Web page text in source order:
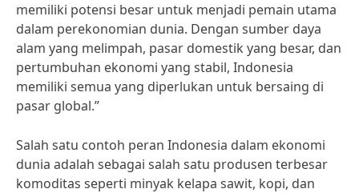
memiliki potensi besar untuk menjadi pemain utama
dalam perekonomian dunia. Dengan sumber daya
alam yang melimpah, pasar domestik yang besar, dan
pertumbuhan ekonomi yang stabil, Indonesia
memiliki semua yang diperlukan untuk bersaing di
pasar global.”
Salah satu contoh peran Indonesia dalam ekonomi
dunia adalah sebagai salah satu produsen terbesar
komoditas seperti minyak kelapa sawit, kopi, dan